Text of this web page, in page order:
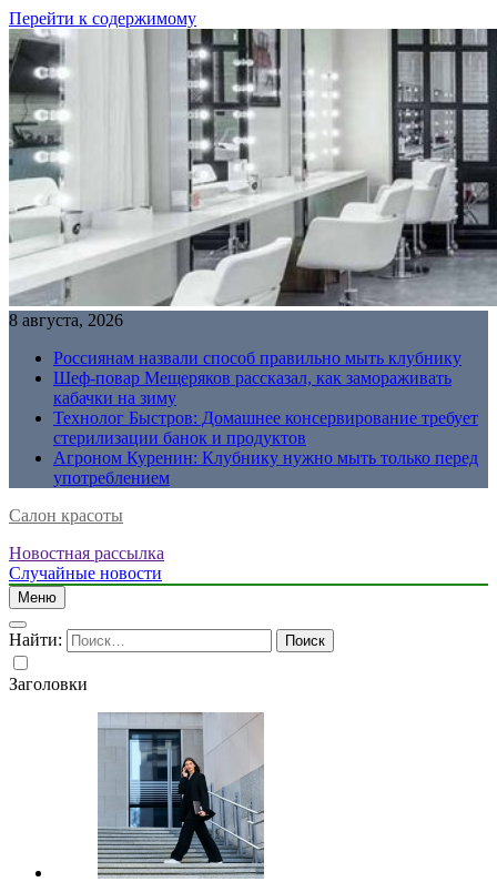
Перейти к содержимому
8 августа, 2026
Россиянам назвали способ правильно мыть клубнику
Шеф-повар Мещеряков рассказал, как замораживать
кабачки на зиму
Технолог Быстров: Домашнее консервирование требует
стерилизации банок и продуктов
Агроном Куренин: Клубнику нужно мыть только перед
употреблением
Салон красоты
Новостная рассылка
Случайные новости
Меню
Найти:
Заголовки